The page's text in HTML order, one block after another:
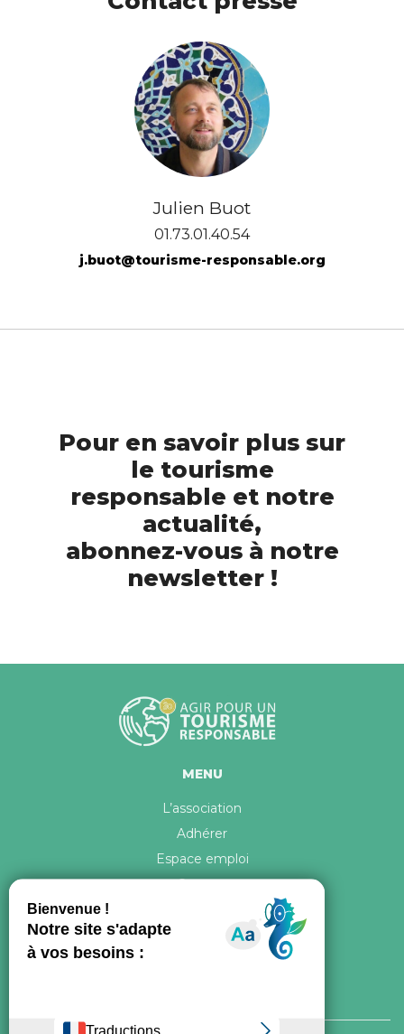
Julien Buot
01.73.01.40.54
j.buot@tourisme-responsable.org
Pour en savoir plus sur
le tourisme
responsable et notre
actualité,
abonnez-vous à notre
newsletter !
MENU
L’association
Adhérer
Espace emploi
Contact